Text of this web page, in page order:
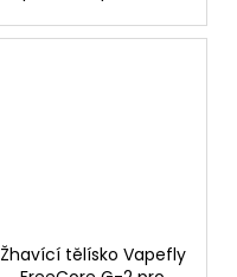
Žhavící tělísko Vapefly